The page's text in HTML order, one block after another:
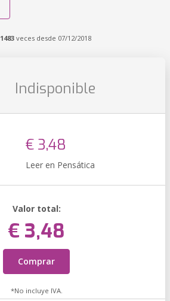
1483 veces desde 07/12/2018
Indisponible
€ 3,48
Leer en Pensática
Valor total:
€ 3,48
Comprar
*No incluye IVA.